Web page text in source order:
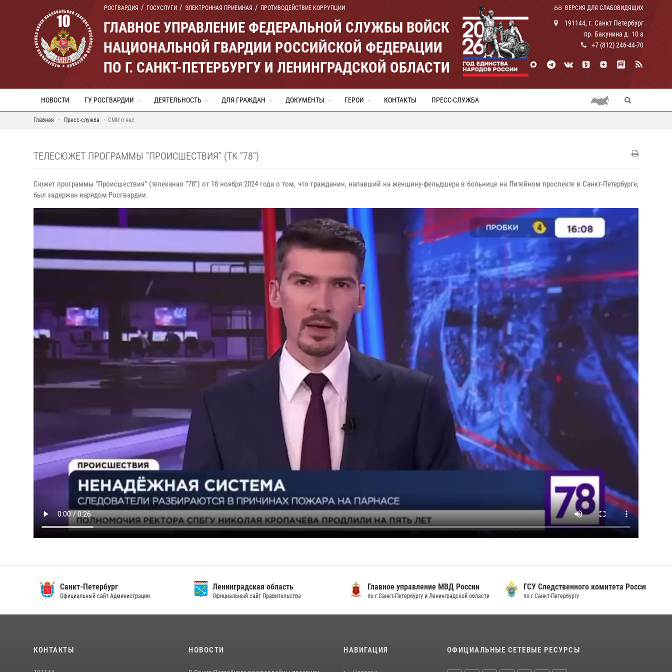
РОСГВАРДИЯ ГОСУСЛУГИ ЭЛЕКТРОННАЯ ПРИЕМНАЯ ПРОТИВОДЕЙСТВИЕ КОРРУПЦИИ ВЕРСИЯ ДЛЯ СЛАБОВИДЯЩИХ
ГЛАВНОЕ УПРАВЛЕНИЕ ФЕДЕРАЛЬНОЙ СЛУЖБЫ ВОЙСК
НАЦИОНАЛЬНОЙ ГВАРДИИ РОССИЙСКОЙ ФЕДЕРАЦИИ
ПО Г. САНКТ-ПЕТЕРБУРГУ И ЛЕНИНГРАДСКОЙ ОБЛАСТИ
191144, г. Санкт Петербург
пр. Бакунина д. 10 а
+7 (812) 246-44-70
НОВОСТИ ГУ РОСГВАРДИИ ДЕЯТЕЛЬНОСТЬ ДЛЯ ГРАЖДАН ДОКУМЕНТЫ ГЕРОИ КОНТАКТЫ ПРЕСС-СЛУЖБА
Главная Пресс-служба СМИ о нас
ТЕЛЕСЮЖЕТ ПРОГРАММЫ "ПРОИСШЕСТВИЯ" (ТК "78")
Сюжет программы "Происшествия" (телеканал "78") от 18 ноября 2024 года о том, что гражданин, напавший на женщину-фельдшера в больнице на Литейном проспекте в Санкт-Петербурге,
был задержан нарядом Росгвардии.
Санкт-Петербург
Официальный сайт Администрации
Ленинградская область
Официальный сайт Правительства
Главное управление МВД России
по г.Санкт-Петербургу и Ленинградской области
ГСУ Следственного комитета России
по г.Санкт-Петербургу
КОНТАКТЫ НОВОСТИ НАВИГАЦИЯ ОФИЦИАЛЬНЫЕ СЕТЕВЫЕ РЕСУРСЫ